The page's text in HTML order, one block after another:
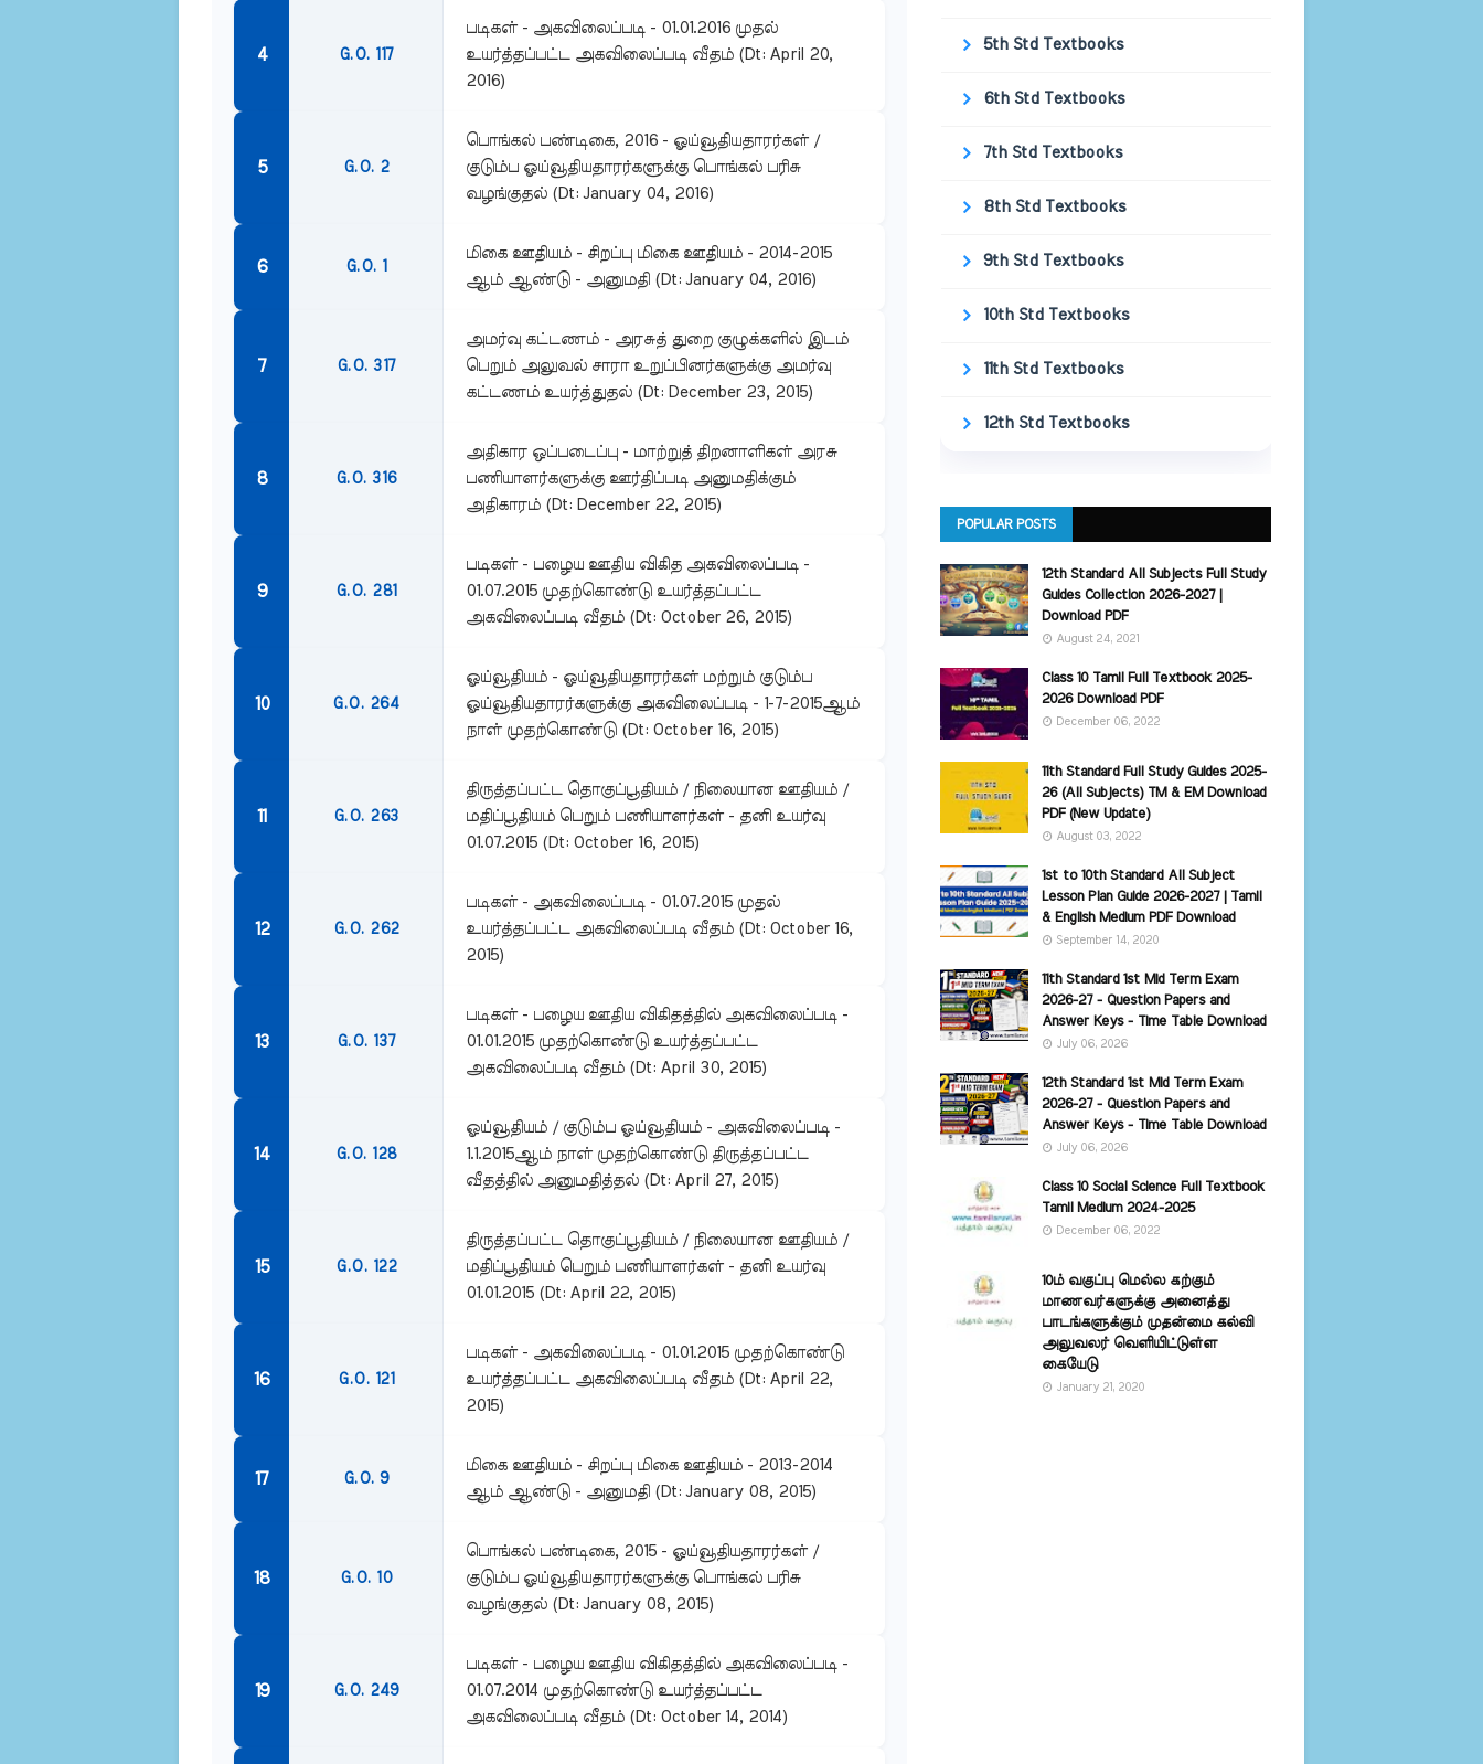
G.O. 117
படிகள் - அகவிலைப்படி - 01.01.2016 முதல்
உயர்த்தப்பட்ட அகவிலைப்படி வீதம் (Dt: April 20,
2016)
G.O. 2
பொங்கல் பண்டிகை, 2016 - ஓய்வூதியதாரர்கள் /
குடும்ப ஓய்வூதியதாரர்களுக்கு பொங்கல் பரிசு
வழங்குதல் (Dt: January 04, 2016)
G.O. 1
மிகை ஊதியம் - சிறப்பு மிகை ஊதியம் - 2014-2015
ஆம் ஆண்டு - அனுமதி (Dt: January 04, 2016)
G.O. 317
அமர்வு கட்டணம் - அரசுத் துறை குழுக்களில் இடம்
பெறும் அலுவல் சாரா உறுப்பினர்களுக்கு அமர்வு
கட்டணம் உயர்த்துதல் (Dt: December 23, 2015)
G.O. 316
அதிகார ஒப்படைப்பு - மாற்றுத் திறனாளிகள் அரசு
பணியாளர்களுக்கு ஊர்திப்படி அனுமதிக்கும்
அதிகாரம் (Dt: December 22, 2015)
G.O. 281
படிகள் - பழைய ஊதிய விகித அகவிலைப்படி -
01.07.2015 முதற்கொண்டு உயர்த்தப்பட்ட
அகவிலைப்படி வீதம் (Dt: October 26, 2015)
G.O. 264
ஓய்வூதியம் - ஓய்வூதியதாரர்கள் மற்றும் குடும்ப
ஓய்வூதியதாரர்களுக்கு அகவிலைப்படி - 1-7-2015ஆம்
நாள் முதற்கொண்டு (Dt: October 16, 2015)
G.O. 263
திருத்தப்பட்ட தொகுப்பூதியம் / நிலையான ஊதியம் /
மதிப்பூதியம் பெறும் பணியாளர்கள் - தனி உயர்வு
01.07.2015 (Dt: October 16, 2015)
G.O. 262
படிகள் - அகவிலைப்படி - 01.07.2015 முதல்
உயர்த்தப்பட்ட அகவிலைப்படி வீதம் (Dt: October 16,
2015)
G.O. 137
படிகள் - பழைய ஊதிய விகிதத்தில் அகவிலைப்படி -
01.01.2015 முதற்கொண்டு உயர்த்தப்பட்ட
அகவிலைப்படி வீதம் (Dt: April 30, 2015)
G.O. 128
ஓய்வூதியம் / குடும்ப ஓய்வூதியம் - அகவிலைப்படி -
1.1.2015ஆம் நாள் முதற்கொண்டு திருத்தப்பட்ட
வீதத்தில் அனுமதித்தல் (Dt: April 27, 2015)
G.O. 122
திருத்தப்பட்ட தொகுப்பூதியம் / நிலையான ஊதியம் /
மதிப்பூதியம் பெறும் பணியாளர்கள் - தனி உயர்வு
01.01.2015 (Dt: April 22, 2015)
G.O. 121
படிகள் - அகவிலைப்படி - 01.01.2015 முதற்கொண்டு
உயர்த்தப்பட்ட அகவிலைப்படி வீதம் (Dt: April 22,
2015)
G.O. 9
மிகை ஊதியம் - சிறப்பு மிகை ஊதியம் - 2013-2014
ஆம் ஆண்டு - அனுமதி (Dt: January 08, 2015)
G.O. 10
பொங்கல் பண்டிகை, 2015 - ஓய்வூதியதாரர்கள் /
குடும்ப ஓய்வூதியதாரர்களுக்கு பொங்கல் பரிசு
வழங்குதல் (Dt: January 08, 2015)
G.O. 249
படிகள் - பழைய ஊதிய விகிதத்தில் அகவிலைப்படி -
01.07.2014 முதற்கொண்டு உயர்த்தப்பட்ட
அகவிலைப்படி வீதம் (Dt: October 14, 2014)
5th Std Textbooks
6th Std Textbooks
7th Std Textbooks
8th Std Textbooks
9th Std Textbooks
10th Std Textbooks
11th Std Textbooks
12th Std Textbooks
POPULAR POSTS
12th Standard All Subjects Full Study
Guides Collection 2026-2027 |
Download PDF
August 24, 2021
Class 10 Tamil Full Textbook 2025-
2026 Download PDF
December 06, 2022
11th Standard Full Study Guides 2025-
26 (All Subjects) TM & EM Download
PDF (New Update)
August 03, 2022
1st to 10th Standard All Subject
Lesson Plan Guide 2026-2027 | Tamil
& English Medium PDF Download
September 14, 2020
11th Standard 1st Mid Term Exam
2026-27 - Question Papers and
Answer Keys - Time Table Download
July 06, 2026
12th Standard 1st Mid Term Exam
2026-27 - Question Papers and
Answer Keys - Time Table Download
July 06, 2026
Class 10 Social Science Full Textbook
Tamil Medium 2024-2025
December 06, 2022
10ம் வகுப்பு மெல்ல கற்கும்
மாணவர்களுக்கு அனைத்து
பாடங்களுக்கும் முதன்மை கல்வி
அலுவலர் வெளியிட்டுள்ள
கையேடு
January 21, 2020